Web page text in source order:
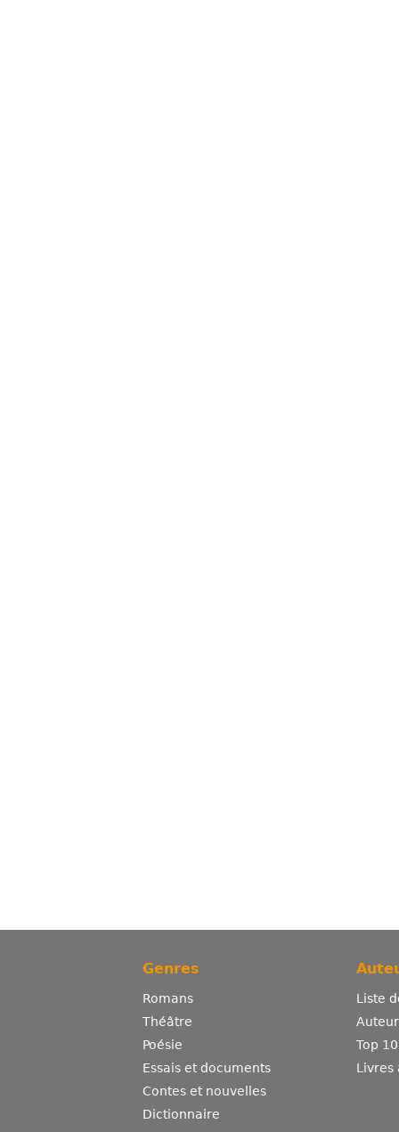
Genres
Romans
Théâtre
Poésie
Essais et documents
Contes et nouvelles
Dictionnaire
Liste
Top
Livres